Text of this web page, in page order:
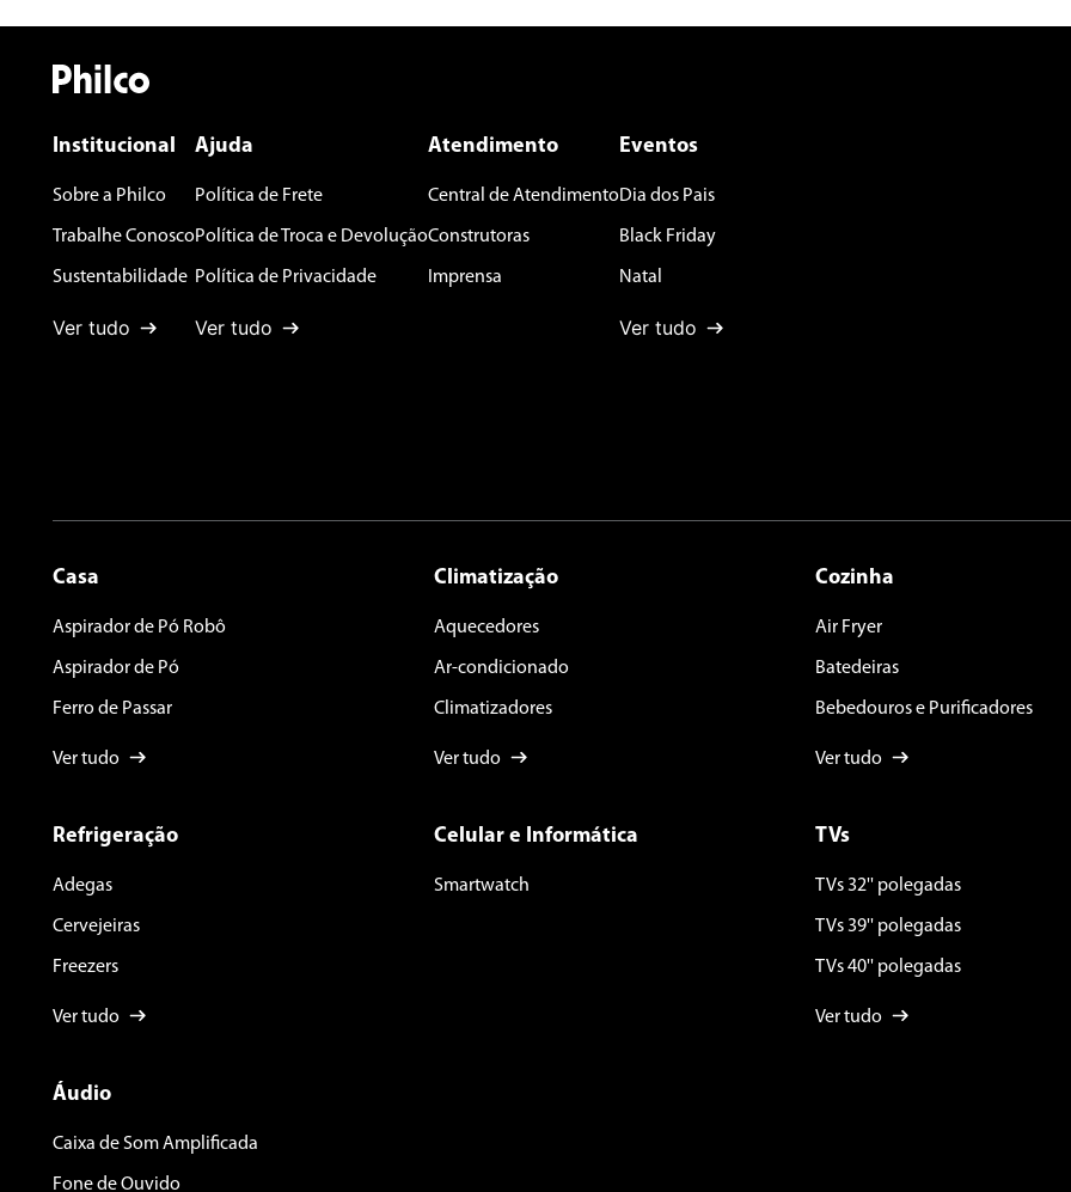
Escreva uma avaliação
ENVIAR AVALIAÇÃO
Institucional
Sobre a Philco
Trabalhe Conosco
Sustentabilidade
Ver tudo
Ajuda
Política de Frete
Política de Troca e Devolução
Política de Privacidade
Ver tudo
Atendimento
Central de Atendimento
Construtoras
Imprensa
Eventos
Dia dos Pais
Black Friday
Natal
Ver tudo
Casa
Aspirador de Pó Robô
Aspirador de Pó
Ferro de Passar
Ver tudo
Climatização
Aquecedores
Ar-condicionado
Climatizadores
Ver tudo
Cozinha
Air Fryer
Batedeiras
Bebedouros e Purificadores
Ver tudo
Refrigeração
Adegas
Cervejeiras
Freezers
Ver tudo
Celular e Informática
Smartwatch
TVs
TVs 32'' polegadas
TVs 39'' polegadas
TVs 40'' polegadas
Ver tudo
Áudio
Caixa de Som Amplificada
Fone de Ouvido